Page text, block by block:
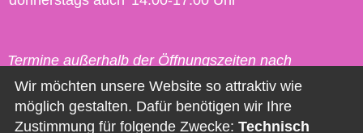
Termine außerhalb der Öffnungszeiten nach
vorheriger Vereinbarung möglich.
Kontakt
Wir möchten unsere Website so attraktiv wie
möglich gestalten. Dafür benötigen wir Ihre
Zustimmung für folgende Zwecke: Technisch